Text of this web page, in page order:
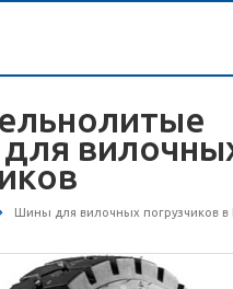
для
Шины для вилочных погрузчиков в